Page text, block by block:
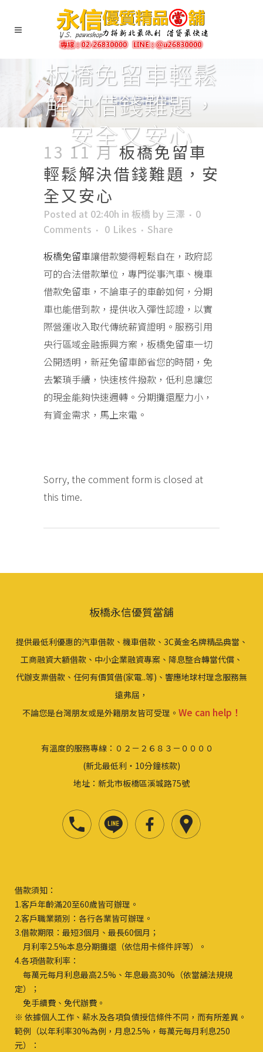
板橋免留車輕鬆
解決借錢難題，
安全又安心
13 11 月板橋免留車
輕鬆解決借錢難題，安
全又安心
Posted at 02:40h in 板橋 by 三澤
0
Comments
0 Likes
Share
板橋免留車讓借款變得輕鬆自在，政府認
可的合法借款單位，專門從事汽車、機車
借款免留車，不論車子的車齡如何，分期
車也能借到款，提供收入彈性認證，以實
際營運收入取代傳統薪資證明。服務引用
央行區域金融振興方案，板橋免留車一切
公開透明，新莊免留車節省您的時間，免
去繁瑣手續，快速核件撥款，低利息讓您
的現金能夠快速週轉。分期攤還壓力小，
有資金需求，馬上來電。
Sorry, the comment form is closed at
this time.
板橋永信優質當舖
提供最低利優惠的汽車借款、機車借款、3C黃金名牌精品典當、
工商融資大額借款、中小企業融資專案、降息整合轉當代償、
代辦支票借款、任何有價質借(家電..等)、響應地球村理念服務無
遠弗屆，
不論您是台灣朋友或是外籍朋友皆可受理。 We can help！
有溫度的服務專線：０２－２６８３－００００
(新北最低利‧10分鐘核款)
地址：新北市板橋區溪城路75號
借款須知：
1.客戶年齡滿20至60歲皆可辦理。
2.客戶職業類別：各行各業皆可辦理。
3.借款期限：最短3個月、最長60個月；
月利率2.5%本息分期攤還（依信用卡條件評等）。
4.各項借款利率：
每萬元每月利息最高2.5%、年息最高30%（依當舖法規規
定）；
免手續費、免代辦費。
※ 依據個人工作、薪水及各項負債授信條件不同，而有所差異。
範例（以年利率30%為例，月息2.5%，每萬元每月利息250
元）：